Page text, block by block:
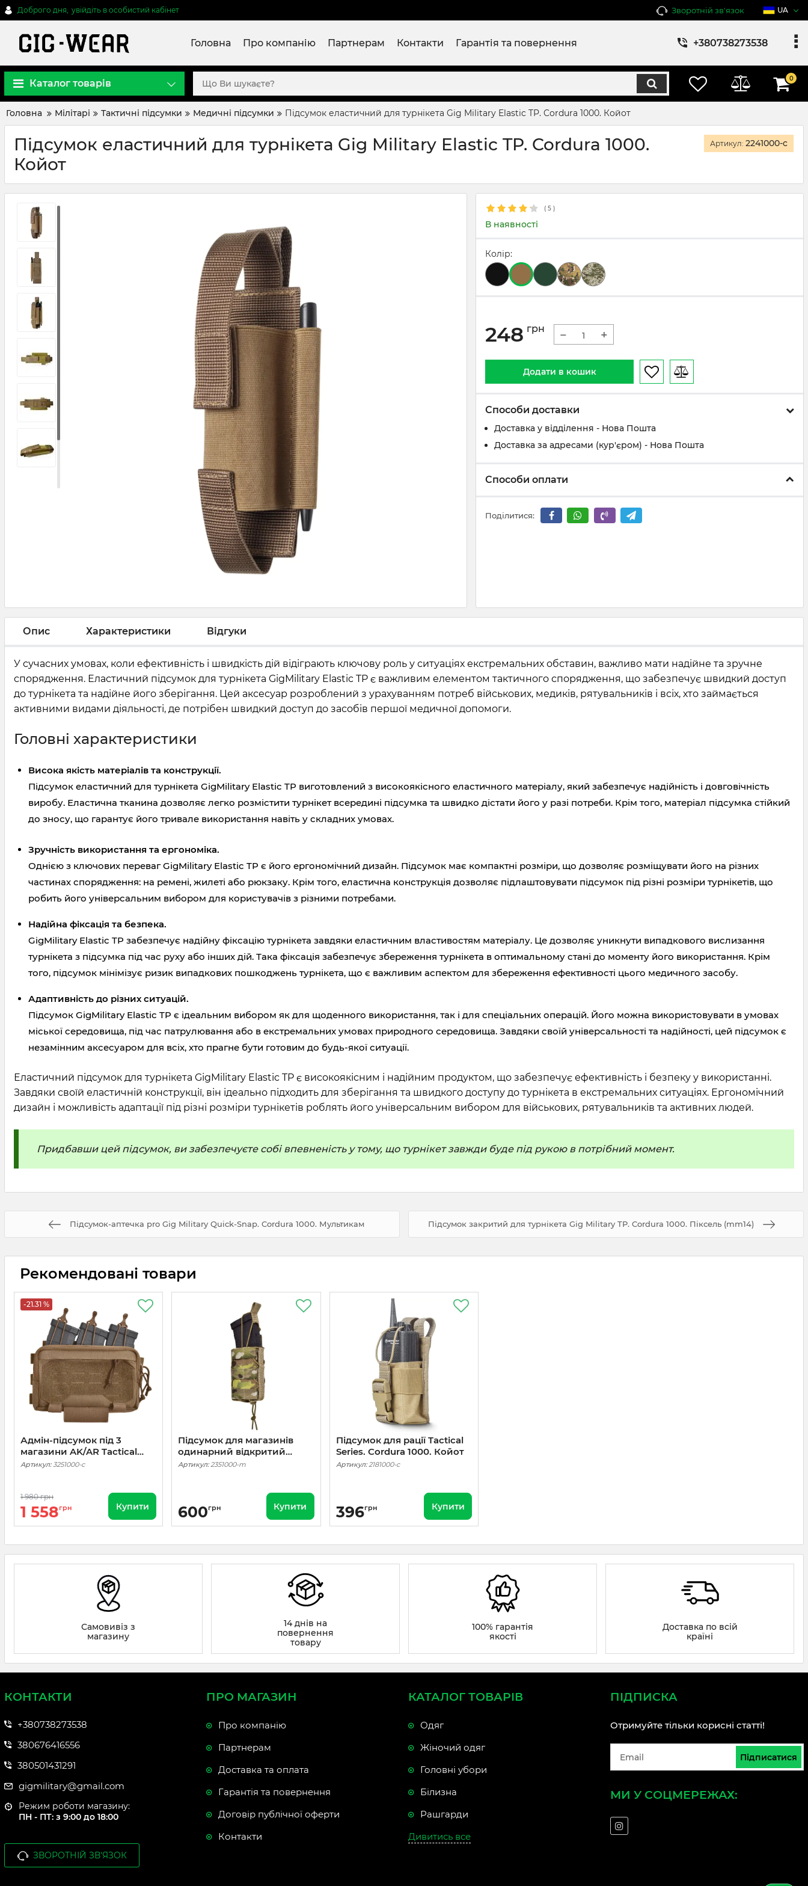
Доброго дня, увійдіть в особистий кабінет Зворотній зв'язок UA
Головна Про компанію Партнерам Контакти Гарантія та повернення +380738273538
Каталог товарів 0
Головна Мілітарі Тактичні підсумки Медичні підсумки Підсумок еластичний для турнікета Gig Military Elastic TP. Cordura 1000. Койот
Підсумок еластичний для турнікета Gig Military Elastic TP. Cordura 1000.
Койот
Артикул: 2241000-c
( 5 )
В наявності
Колір:
248 грн − +
Додати в кошик
Способи доставки
Доставка у відділення - Нова Пошта
Доставка за адресами (кур'єром) - Нова Пошта
Способи оплати
Поділитися:
Опис Характеристики Відгуки
У сучасних умовах, коли ефективність і швидкість дій відіграють ключову роль у ситуаціях екстремальних обставин, важливо мати надійне та зручне
спорядження. Еластичний підсумок для турнікета GigMilitary Elastic TP є важливим елементом тактичного спорядження, що забезпечує швидкий доступ
до турнікета та надійне його зберігання. Цей аксесуар розроблений з урахуванням потреб військових, медиків, рятувальників і всіх, хто займається
активними видами діяльності, де потрібен швидкий доступ до засобів першої медичної допомоги.
Головні характеристики
Висока якість матеріалів та конструкції.
Підсумок еластичний для турнікета GigMilitary Elastic TP виготовлений з високоякісного еластичного матеріалу, який забезпечує надійність і довговічність
виробу. Еластична тканина дозволяє легко розмістити турнікет всередині підсумка та швидко дістати його у разі потреби. Крім того, матеріал підсумка стійкий
до зносу, що гарантує його тривале використання навіть у складних умовах.
Зручність використання та ергономіка.
Однією з ключових переваг GigMilitary Elastic TP є його ергономічний дизайн. Підсумок має компактні розміри, що дозволяє розміщувати його на різних
частинах спорядження: на ремені, жилеті або рюкзаку. Крім того, еластична конструкція дозволяє підлаштовувати підсумок під різні розміри турнікетів, що
робить його універсальним вибором для користувачів з різними потребами.
Надійна фіксація та безпека.
GigMilitary Elastic TP забезпечує надійну фіксацію турнікета завдяки еластичним властивостям матеріалу. Це дозволяє уникнути випадкового вислизання
турнікета з підсумка під час руху або інших дій. Така фіксація забезпечує збереження турнікета в оптимальному стані до моменту його використання. Крім
того, підсумок мінімізує ризик випадкових пошкоджень турнікета, що є важливим аспектом для збереження ефективності цього медичного засобу.
Адаптивність до різних ситуацій.
Підсумок GigMilitary Elastic TP є ідеальним вибором як для щоденного використання, так і для спеціальних операцій. Його можна використовувати в умовах
міської середовища, під час патрулювання або в екстремальних умовах природного середовища. Завдяки своїй універсальності та надійності, цей підсумок є
незамінним аксесуаром для всіх, хто прагне бути готовим до будь-якої ситуації.
Еластичний підсумок для турнікета GigMilitary Elastic TP є високоякісним і надійним продуктом, що забезпечує ефективність і безпеку у використанні.
Завдяки своїй еластичній конструкції, він ідеально підходить для зберігання та швидкого доступу до турнікета в екстремальних ситуаціях. Ергономічний
дизайн і можливість адаптації під різні розміри турнікетів роблять його універсальним вибором для військових, рятувальників та активних людей.
Придбавши цей підсумок, ви забезпечуєте собі впевненість у тому, що турнікет завжди буде під рукою в потрібний момент.
Підсумок-аптечка pro Gig Military Quick-Snap. Cordura 1000. Мультикам Підсумок закритий для турнікета Gig Military TP. Cordura 1000. Піксель (mm14)
Рекомендовані товари
-21.31 %
Адмін-підсумок під 3
магазини AK/AR Tactical
Series. Cordura 1000. Койот
Артикул:3251000-c
1 980 грн
1 558грн Купити
Підсумок для магазинів
одинарний відкритий
тканевий Stealth PRO.
Артикул:2351000-m
600грн Купити
Підсумок для рації Tactical
Series. Cordura 1000. Койот
Артикул:2181000-c
396грн Купити
Самовивіз з
магазину
14 днів на
повернення
товару
100% гарантія
якості
Доставка по всій
країні
КОНТАКТИ
+380738273538
380676416556
380501431291
gigmilitary@gmail.com
Режим роботи магазину:
ПН - ПТ: з 9:00 до 18:00
ЗВОРОТНІЙ ЗВ'ЯЗОК
ПРО МАГАЗИН
Про компанію
Партнерам
Доставка та оплата
Гарантія та повернення
Договір публічної оферти
Контакти
КАТАЛОГ ТОВАРІВ
Одяг
Жіночий одяг
Головні убори
Білизна
Рашгарди
Дивитись все
ПІДПИСКА
Отримуйте тільки корисні статті!
Підписатися
МИ У СОЦМЕРЕЖАХ: